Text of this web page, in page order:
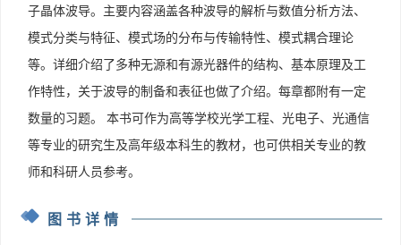
子晶体波导。主要内容涵盖各种波导的解析与数值分析方法、
模式分类与特征、模式场的分布与传输特性、模式耦合理论
等。详细介绍了多种无源和有源光器件的结构、基本原理及工
作特性，关于波导的制备和表征也做了介绍。每章都附有一定
数量的习题。 本书可作为高等学校光学工程、光电子、光通信
等专业的研究生及高年级本科生的教材，也可供相关专业的教
师和科研人员参考。
图书详情